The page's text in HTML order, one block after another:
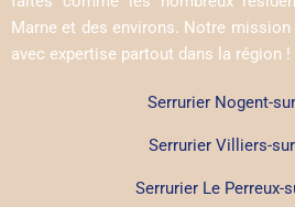
Marne et des environs. Notre
avec expertise partout dans la région !
Serrurier Nogent-
Serrurier Villiers-
Serrurier Le Perreux-